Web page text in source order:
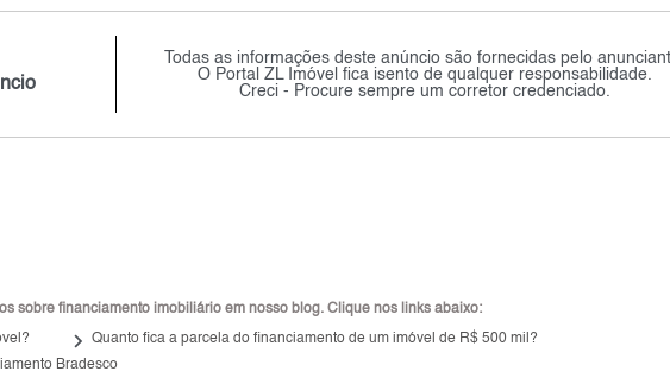
Todas as informações deste anúncio são fornecidas pelo
O Portal ZL Imóvel fica isento de qualquer responsabilidade.
Creci - Procure sempre um corretor credenciado.
sobre financiamento imobiliário em nosso blog. Clique nos links abaixo:
keyboard_arrow_right Quanto fica a parcela do financiamento de um imóvel de R$ 500 mil?
Bradesco